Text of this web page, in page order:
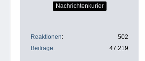
Nachrichtenkurier
Reaktionen
502
Beiträge
47.219